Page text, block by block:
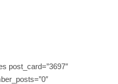
post_card=”3697″